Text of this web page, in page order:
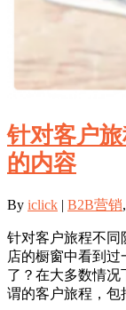
针对客户
的内容
By iclick | B2B营销,
针对客户旅程不同
店的橱窗中看到
了？在大多数情
谓的客户旅程，